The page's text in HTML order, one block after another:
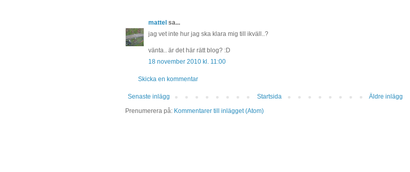
mattel sa...
jag vet inte hur jag ska klara mig till ikväll..?
vänta.. är det här rätt blog? :D
18 november 2010 kl. 11:00
Skicka en kommentar
Senaste inlägg Äldre inlägg
Startsida
Prenumerera på: Kommentarer till inlägget (Atom)